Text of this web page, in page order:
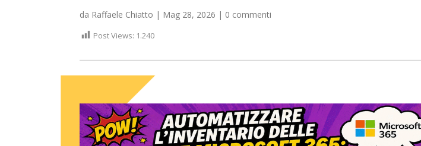
da Raffaele Chiatto | Mag 28, 2026 | 0 commenti
Post Views: 1.240